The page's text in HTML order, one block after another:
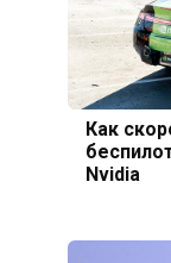
Как
Nvidia